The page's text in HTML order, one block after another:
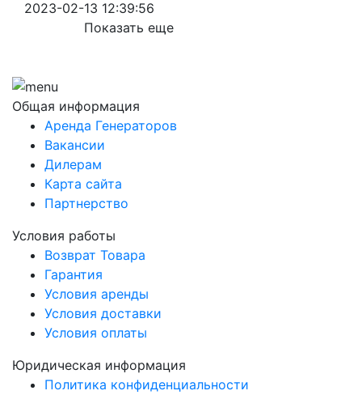
2023-02-13 12:39:56
Показать еще
Общая информация
Аренда Генераторов
Вакансии
Дилерам
Карта сайта
Партнерство
Условия работы
Возврат Товара
Гарантия
Условия аренды
Условия доставки
Условия оплаты
Юридическая информация
Политика конфиденциальности